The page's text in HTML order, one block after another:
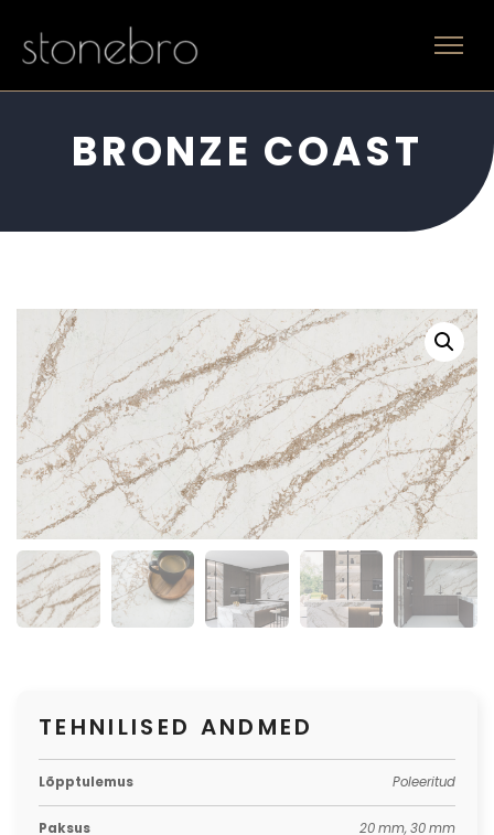
BRONZE COAST
TEHNILISED ANDMED
Lõpptulemus Poleeritud
Paksus 20 mm, 30 mm